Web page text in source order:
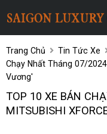
Trang Chủ Tin Tức Xe
Chạy Nhất Tháng 07/
Vương'
TOP 10 XE BÁN
MITSUBISHI